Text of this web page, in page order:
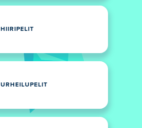
HIIRIPELIT
URHEILUPELIT